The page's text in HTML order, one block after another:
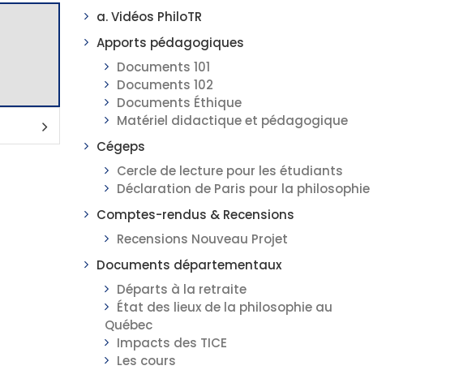
a. Vidéos PhiloTR
Apports pédagogiques
Documents 101
Documents 102
Documents Éthique
Matériel didactique et pédagogique
Cégeps
Cercle de lecture pour les étudiants
Déclaration de Paris pour la philosophie
Comptes-rendus & Recensions
Recensions Nouveau Projet
Documents départementaux
Départs à la retraite
État des lieux de la philosophie au
Québec
Impacts des TICE
Les cours